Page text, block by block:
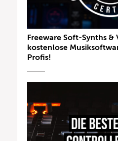
Freeware Soft-Synths &
kostenlose
Profis!